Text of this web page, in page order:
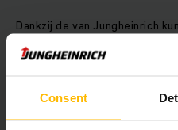
Consent
Dankzij de van Jungheinrich
bijvoorbeeld tijdens de koffie-
daardoor continu inzetbaar,